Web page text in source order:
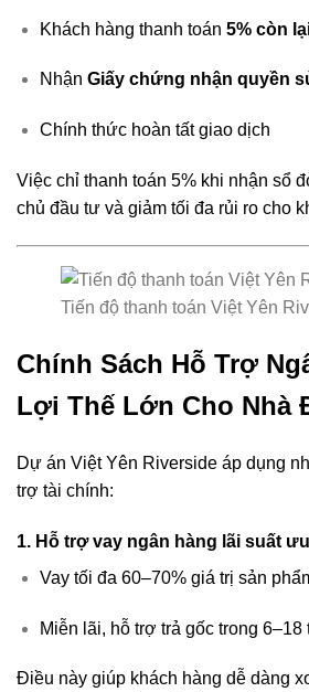
Khách hàng thanh toán 5% còn
Nhận Giấy chứng nhận quyền
Chính thức hoàn tất giao dịch
Việc chỉ thanh toán 5% khi nhận sổ
chủ đầu tư và giảm tối đa rủi ro cho
Tiến độ thanh toán Việt Yên
Chính Sách Hỗ Trợ
Lợi Thế Lớn Cho Nhà
Dự án Việt Yên Riverside áp dụng
trợ tài chính:
1. Hỗ trợ vay ngân hàng lãi suất
Vay tối đa 60–70% giá trị sản
Miễn lãi, hỗ trợ trả gốc trong
Điều này giúp khách hàng dễ dàng